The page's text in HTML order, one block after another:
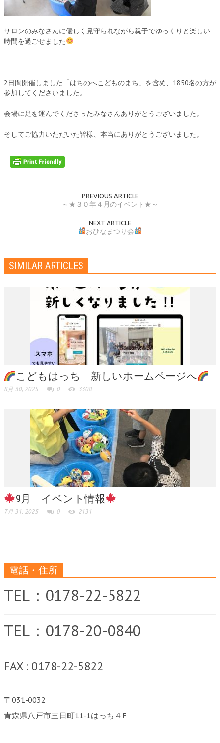
サロンのみなさんに優しく見守られながら親子でゆっくりと楽しい
時間を過ごせました
2日間開催しました「はちのへこどものまち」を含め、1850名の方が
参加してくださいました。
会場に足を運んでくださったみなさんありがとうございました。
そしてご協力いただいた皆様、本当にありがとうございました。
PREVIOUS ARTICLE
～★３０年４月のイベント★～
NEXT ARTICLE
おひなまつり会
SIMILAR ARTICLES
こどもはっち 新しいホームページへ
8月 30, 2025 0 3308
9月 イベント情報
7月 31, 2025 0 2131
電話・住所
TEL：0178-22-5822
TEL：0178-20-0840
FAX : 0178-22-5822
〒031-0032
青森県八戸市三日町11-1はっち４F